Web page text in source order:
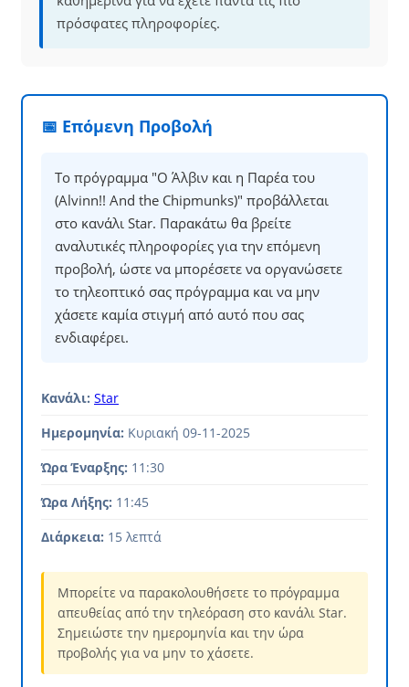
πρόσφατες πληροφορίες.
📅 Επόμενη Προβολή
Το πρόγραμμα "Ο Άλβιν και η Παρέα του
(Alvinn!! And the Chipmunks)" προβάλλεται
στο κανάλι Star. Παρακάτω θα βρείτε
αναλυτικές πληροφορίες για την επόμενη
προβολή, ώστε να μπορέσετε να οργανώσετε
το τηλεοπτικό σας πρόγραμμα και να μην
χάσετε καμία στιγμή από αυτό που σας
ενδιαφέρει.
Κανάλι: Star
Ημερομηνία: Κυριακή 09-11-2025
Ώρα Έναρξης: 11:30
Ώρα Λήξης: 11:45
Διάρκεια: 15 λεπτά
Μπορείτε να παρακολουθήσετε το πρόγραμμα
απευθείας από την τηλεόραση στο κανάλι Star.
Σημειώστε την ημερομηνία και την ώρα
προβολής για να μην το χάσετε.